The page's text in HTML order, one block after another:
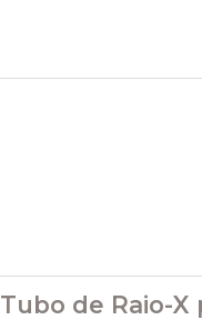
Tubo de Raio-X